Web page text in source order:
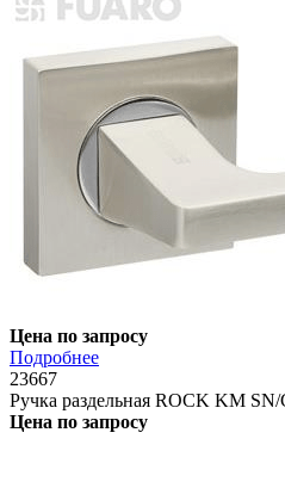
Цена по запросу
Подробнее
23667
Ручка раздельная ROCK KM
Цена по запросу